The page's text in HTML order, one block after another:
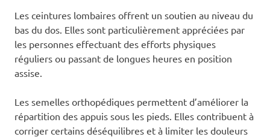
Les ceintures lombaires offrent un soutien au niveau du
bas du dos. Elles sont particulièrement appréciées par
les personnes effectuant des efforts physiques
réguliers ou passant de longues heures en position
assise.
Les semelles orthopédiques permettent d’améliorer la
répartition des appuis sous les pieds. Elles contribuent à
corriger certains déséquilibres et à limiter les douleurs